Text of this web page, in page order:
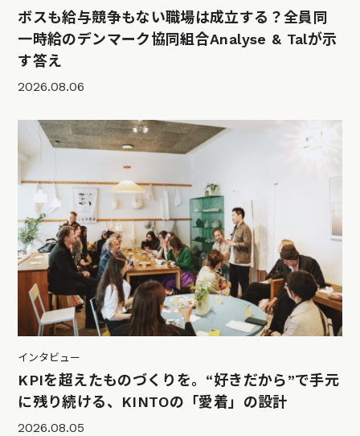
ボスも給与競争もない職場は成立する？全員同
一時給のデンマーク協同組合Analyse & Talが示
す答え
2026.08.06
インタビュー
KPIを超えたものづくりを。“好きだから”で手元
に残り続ける、KINTOの「愛着」の設計
2026.08.05